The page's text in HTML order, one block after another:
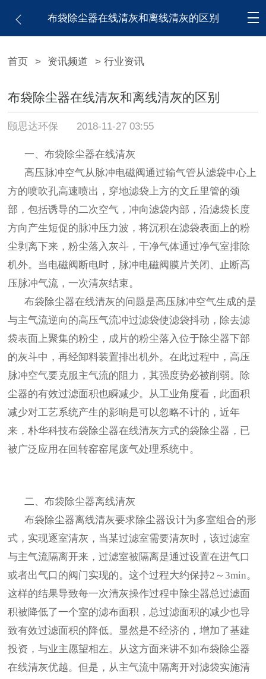
布袋除尘器在线清灰和离线清灰的区别
首页 > 资讯频道 > 行业资讯
布袋除尘器在线清灰和离线清灰的区别
颐思达环保 2018-11-27 03:55
一、布袋除尘器在线清灰
高压脉冲空气从脉冲电磁阀通过输气管从滤袋中心上
方的喷吹孔高速喷出，穿地滤袋上方的文丘里管的颈
部，包括诱导的二次空气，冲向滤袋内部，沿滤袋长度
方向产生短促的脉冲压力波，将沉积在滤袋表面上的粉
尘剥离下来，粉尘落入灰斗，干净气体通过净气室排除
机外。当电磁阀断电时，脉冲电磁阀膜片关闭、止断高
压脉冲气流，一次清灰结束。
布袋除尘器在线清灰的问题是高压脉冲空气生成的是
与主气流逆向的高压气流冲过滤袋使滤袋抖动，除去滤
袋表面上聚集的粉尘，成片的粉尘落入位于除尘器下部
的灰斗中，再经卸料装置排出机外。在此过程中，高压
脉冲空气要克服主气流的阻力，其强度势必被削弱。除
尘器的有效过滤面积也瞬减少。从工业角度看，此面积
减少对工艺系统产生的影响是可以忽略不计的，近年
来，朴华科技布袋除尘器在线清灰方式的袋除尘器，已
被广泛应用在回转窑窑尾废气处理系统中。
二、布袋除尘器离线清灰
布袋除尘器离线清灰要求除尘器设计为多室组合的形
式，实现逐室清灰，当某过滤室需要清灰时，该过滤室
与主气流隔离开来，过滤室被隔离是通过设置在进气口
或者出气口的阀门实现的。这个过程大约保持2～3min。
这样的结果导致每一次清灰操作过程中除尘器总过滤面
积被降低了一个室的滤布面积，总过滤面积的减少也导
致有效过滤面积的降低。显然是不经济的，增加了基建
投资，与业主愿望相左。从这方面来讲不如布袋除尘器
在线清灰优越。但是，从主气流中隔离开对滤袋实施清